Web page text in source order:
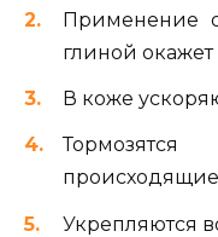
Применение
глиной
В коже
Укрепляются